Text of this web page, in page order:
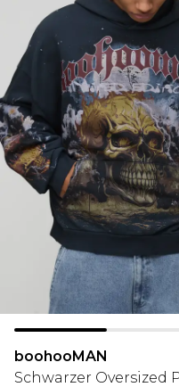
boohooMAN
Schwarzer Oversized